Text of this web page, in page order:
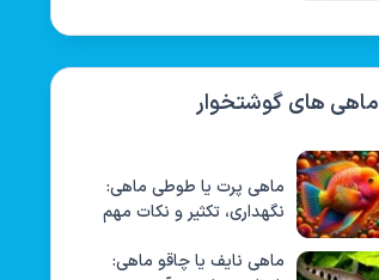
ماهی های گوشتخوار
ماهی پرت یا طوطی ماهی:
نگهداری، تکثیر و نکات مهم
ماهی نایف یا چاقو ماهی: